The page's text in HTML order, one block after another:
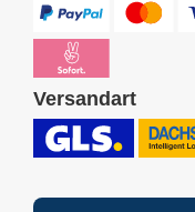
Versandart